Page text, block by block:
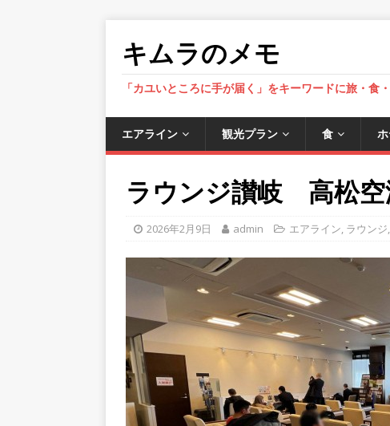
キムラのメモ
「カユいところに手が届く」をキーワードに旅・
エアライン 観光プラン 食
ラウンジ讃岐 高松空
2026年2月9日 admin エアライン, ラウンジ,